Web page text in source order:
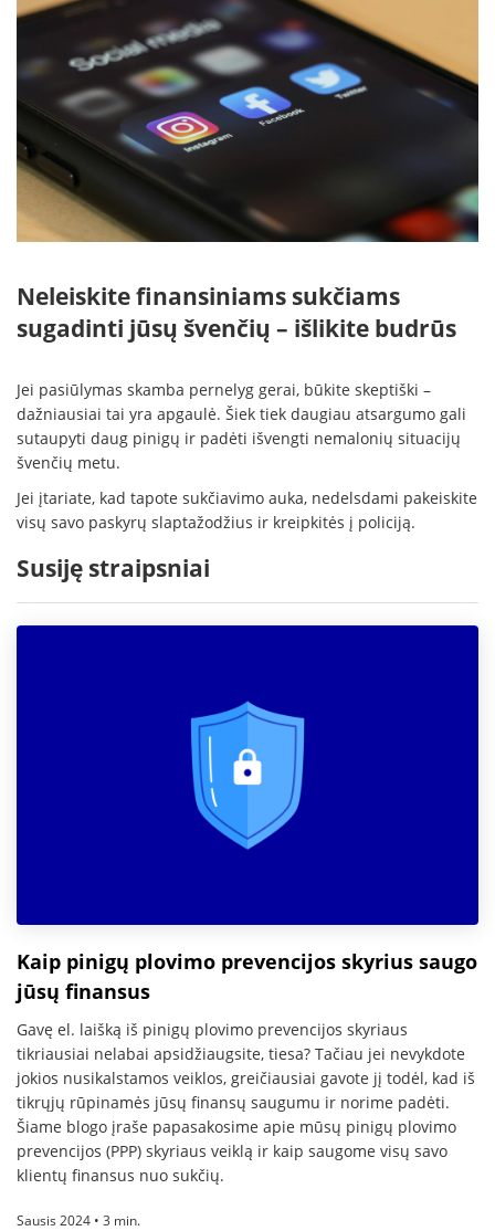
Neleiskite finansiniams sukčiams
sugadinti jūsų švenčių – išlikite budrūs
Jei pasiūlymas skamba pernelyg gerai, būkite skeptiški –
dažniausiai tai yra apgaulė. Šiek tiek daugiau atsargumo gali
sutaupyti daug pinigų ir padėti išvengti nemalonių situacijų
švenčių metu.
Jei įtariate, kad tapote sukčiavimo auka, nedelsdami pakeiskite
visų savo paskyrų slaptažodžius ir kreipkitės į policiją.
Susiję straipsniai
Kaip pinigų plovimo prevencijos skyrius saugo
jūsų finansus
Gavę el. laišką iš pinigų plovimo prevencijos skyriaus
tikriausiai nelabai apsidžiaugsite, tiesa? Tačiau jei nevykdote
jokios nusikalstamos veiklos, greičiausiai gavote jį todėl, kad iš
tikrųjų rūpinamės jūsų finansų saugumu ir norime padėti.
Šiame blogo įraše papasakosime apie mūsų pinigų plovimo
prevencijos (PPP) skyriaus veiklą ir kaip saugome visų savo
klientų finansus nuo sukčių.
Sausis 2024 • 3 min.